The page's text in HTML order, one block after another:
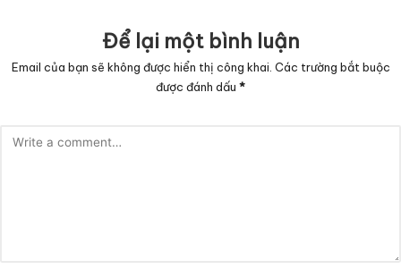
Để lại một bình luận
Email của bạn sẽ không được hiển thị công khai. Các trường bắt buộc
được đánh dấu *